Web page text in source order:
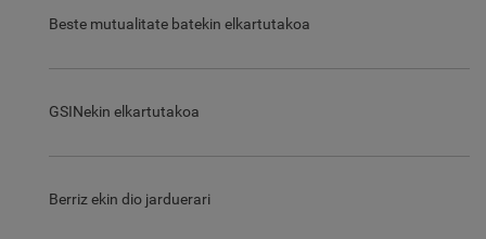
Beste mutualitate batekin elkartutakoa
GSINekin elkartutakoa
Berriz ekin dio jarduerari